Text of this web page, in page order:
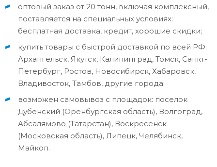
оптовый заказ от 20 тонн, включая комплексный,
поставляется на специальных условиях:
бесплатная доставка, кредит, хорошие скидки;
купить товары с быстрой доставкой по всей РФ:
Архангельск, Якутск, Калининград, Томск, Санкт-
Петербург, Ростов, Новосибирск, Хабаровск,
Владивосток, Тамбов, другие города;
возможен самовывоз с площадок: поселок
Дубенский (Оренбургская область), Волгоград,
Абсалямово (Татарстан), Воскресенск
(Московская область), Липецк, Челябинск,
Майкоп.